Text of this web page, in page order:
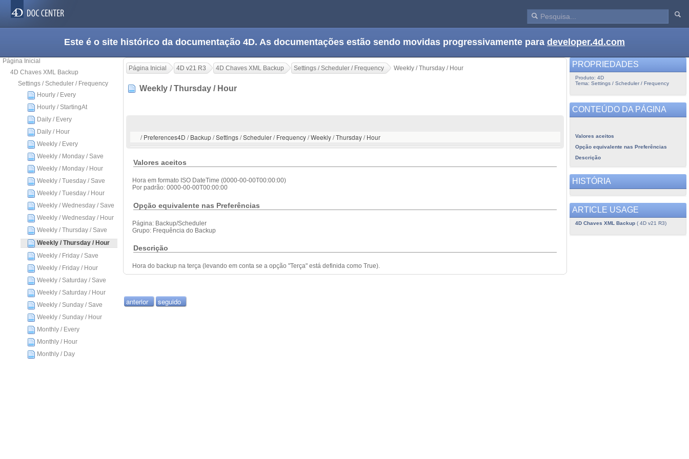
Este é o site histórico da documentação 4D. As documentações estão sendo movidas progressivamente para developer.4d.com
Página Inicial
4D Chaves XML Backup
Settings / Scheduler / Frequency
Hourly / Every
Hourly / StartingAt
Daily / Every
Daily / Hour
Weekly / Every
Weekly / Monday / Save
Weekly / Monday / Hour
Weekly / Tuesday / Save
Weekly / Tuesday / Hour
Weekly / Wednesday / Save
Weekly / Wednesday / Hour
Weekly / Thursday / Save
Weekly / Thursday / Hour
Weekly / Friday / Save
Weekly / Friday / Hour
Weekly / Saturday / Save
Weekly / Saturday / Hour
Weekly / Sunday / Save
Weekly / Sunday / Hour
Monthly / Every
Monthly / Hour
Monthly / Day
Página Inicial 4D v21 R3 4D Chaves XML Backup Settings / Scheduler / Frequency Weekly / Thursday / Hour
Weekly / Thursday / Hour
/ Preferences4D / Backup / Settings / Scheduler / Frequency / Weekly / Thursday / Hour
Valores aceitos
Hora em formato ISO DateTime (0000-00-00T00:00:00)
Por padrão: 0000-00-00T00:00:00
Opção equivalente nas Preferências
Página: Backup/Scheduler
Grupo: Frequência do Backup
Descrição
Hora do backup na terça (levando em conta se a opção "Terça" está definida como True).
anterior seguido
PROPRIEDADES
Produto: 4D
Tema: Settings / Scheduler / Frequency
CONTEÚDO DA PÁGINA
Valores aceitos
Opção equivalente nas Preferências
Descrição
HISTÓRIA
ARTICLE USAGE
4D Chaves XML Backup( 4D v21 R3)